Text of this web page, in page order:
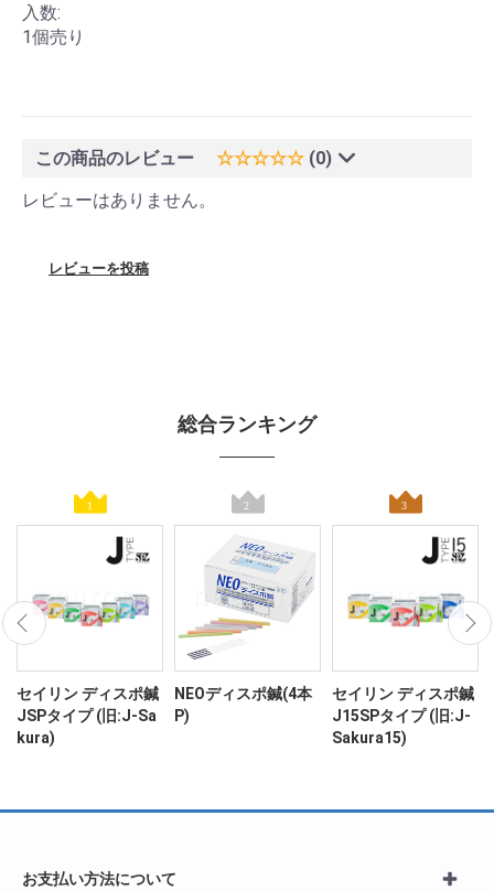
入数:
1個売り
この商品のレビュー ☆☆☆☆☆ (0)
レビューはありません。
レビューを投稿
総合ランキング
セイリン ディスポ鍼
JSPタイプ (旧:J-Sa
kura)
NEOディスポ鍼(4本
P)
セイリン ディスポ鍼
J15SPタイプ (旧:J-
Sakura15)
お支払い方法について